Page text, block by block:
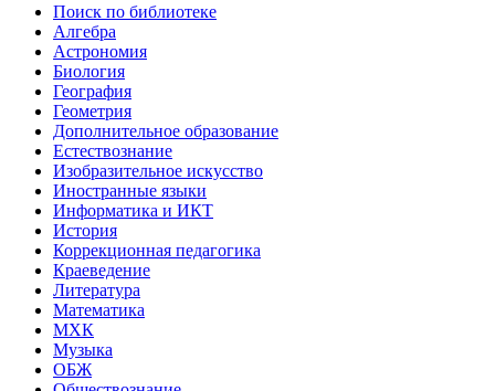
Поиск по библиотеке
Алгебра
Астрономия
Биология
География
Геометрия
Дополнительное образование
Естествознание
Изобразительное искусство
Иностранные языки
Информатика и ИКТ
История
Коррекционная педагогика
Краеведение
Литература
Математика
МХК
Музыка
ОБЖ